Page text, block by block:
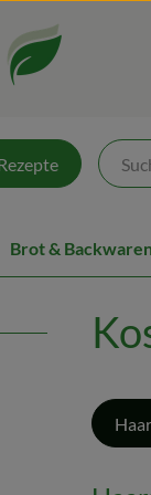
Brot & Backwaren